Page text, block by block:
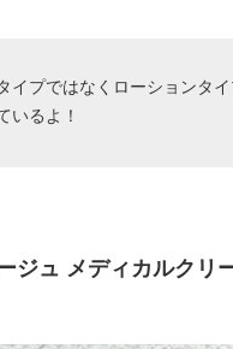
イプではなくローションタ
いるよ！
ジュ メディカルクリ